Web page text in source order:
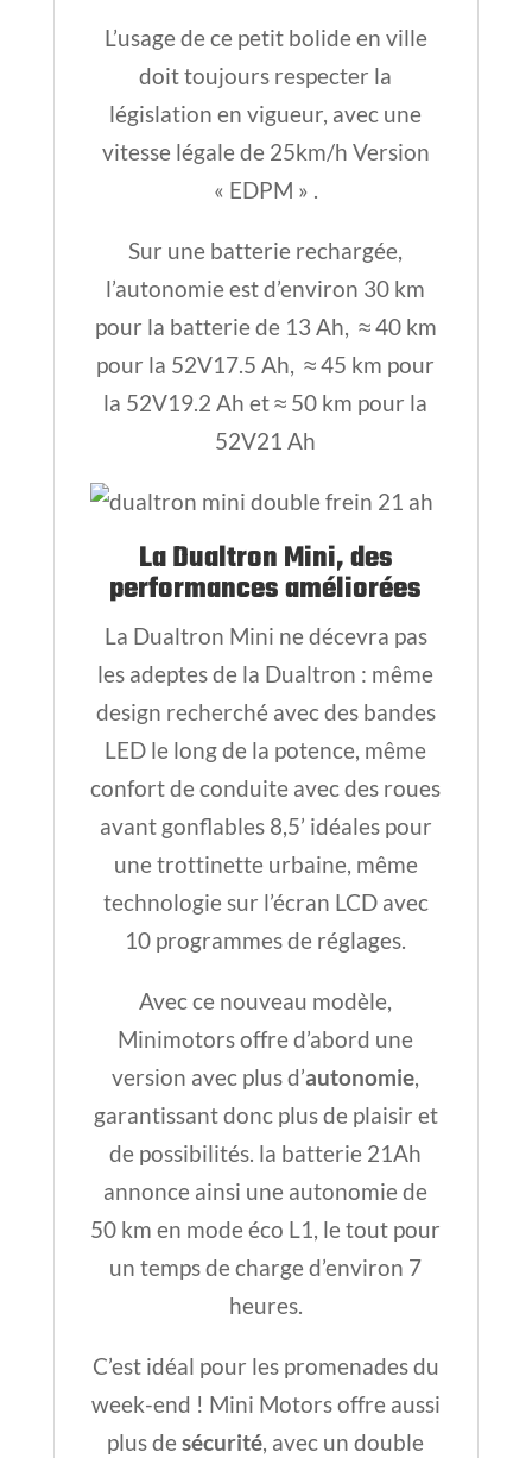
L’usage de ce petit bolide en ville
doit toujours respecter la
législation en vigueur, avec une
vitesse légale de 25km/h Version
« EDPM » .
Sur une batterie rechargée,
l’autonomie est d’environ 30 km
pour la batterie de 13 Ah, ≈ 40 km
pour la 52V17.5 Ah, ≈ 45 km pour
la 52V19.2 Ah et ≈ 50 km pour la
52V21 Ah
La Dualtron Mini, des
performances améliorées
La Dualtron Mini ne décevra pas
les adeptes de la Dualtron : même
design recherché avec des bandes
LED le long de la potence, même
confort de conduite avec des roues
avant gonflables 8,5’ idéales pour
une trottinette urbaine, même
technologie sur l’écran LCD avec
10 programmes de réglages.
Avec ce nouveau modèle,
Minimotors offre d’abord une
version avec plus d’autonomie,
garantissant donc plus de plaisir et
de possibilités. la batterie 21Ah
annonce ainsi une autonomie de
50 km en mode éco L1, le tout pour
un temps de charge d’environ 7
heures.
C’est idéal pour les promenades du
week-end ! Mini Motors offre aussi
plus desécurité, avec un double